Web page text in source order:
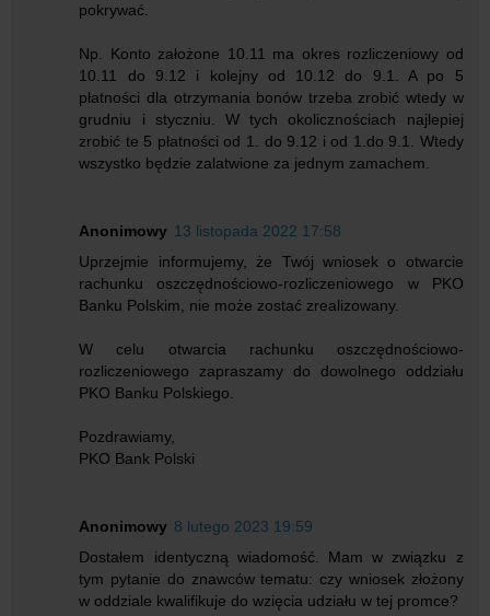
pokrywać.
Np. Konto założone 10.11 ma okres rozliczeniowy od
10.11 do 9.12 i kolejny od 10.12 do 9.1. A po 5
płatności dla otrzymania bonów trzeba zrobić wtedy w
grudniu i styczniu. W tych okolicznościach najlepiej
zrobić te 5 płatności od 1. do 9.12 i od 1.do 9.1. Wtedy
wszystko będzie zalatwione za jednym zamachem.
Anonimowy 13 listopada 2022 17:58
Uprzejmie informujemy, że Twój wniosek o otwarcie
rachunku oszczędnościowo-rozliczeniowego w PKO
Banku Polskim, nie może zostać zrealizowany.
W celu otwarcia rachunku oszczędnościowo-
rozliczeniowego zapraszamy do dowolnego oddziału
PKO Banku Polskiego.
Pozdrawiamy,
PKO Bank Polski
Anonimowy 8 lutego 2023 19:59
Dostałem identyczną wiadomość. Mam w związku z
tym pytanie do znawców tematu: czy wniosek złożony
w oddziale kwalifikuje do wzięcia udziału w tej promce?